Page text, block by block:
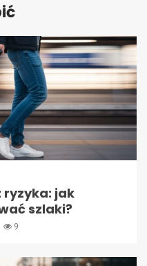
ryzyka: jak
szlaki?
9